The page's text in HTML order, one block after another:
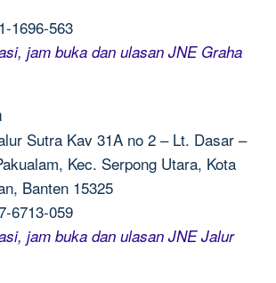
1696-563
jam buka dan ulasan JNE Graha
Sutra Kav 31A no 2 – Lt. Dasar –
Kec. Serpong Utara, Kota
Banten 15325
6713-059
jam buka dan ulasan JNE Jalur